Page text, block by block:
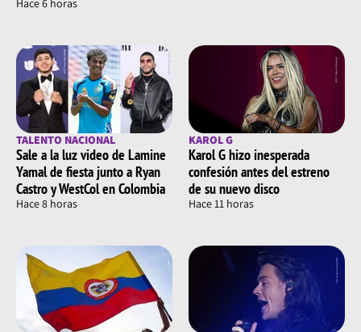
Hace 6 horas
TALENTO NACIONAL
Sale a la luz video de Lamine
Yamal de fiesta junto a Ryan
Castro y WestCol en Colombia
Hace 8 horas
KAROL G
Karol G hizo inesperada
confesión antes del estreno
de su nuevo disco
Hace 11 horas